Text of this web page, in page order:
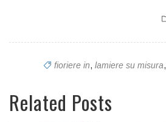
fioriere in, lamiere su misura,
Related Posts